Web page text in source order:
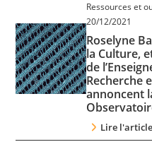
Ressources et
20/12/2021
Roselyne
la Culture,
de
Recherche
annoncent
Lire